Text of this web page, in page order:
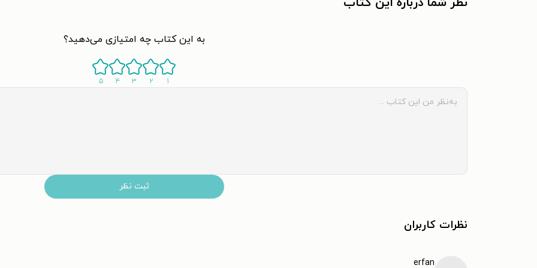
به این کتاب چه امتیازی می‌دهید؟
۱ ۲ ۳ ۴ ۵
ثبت نظر
نظرات کاربران
erfan